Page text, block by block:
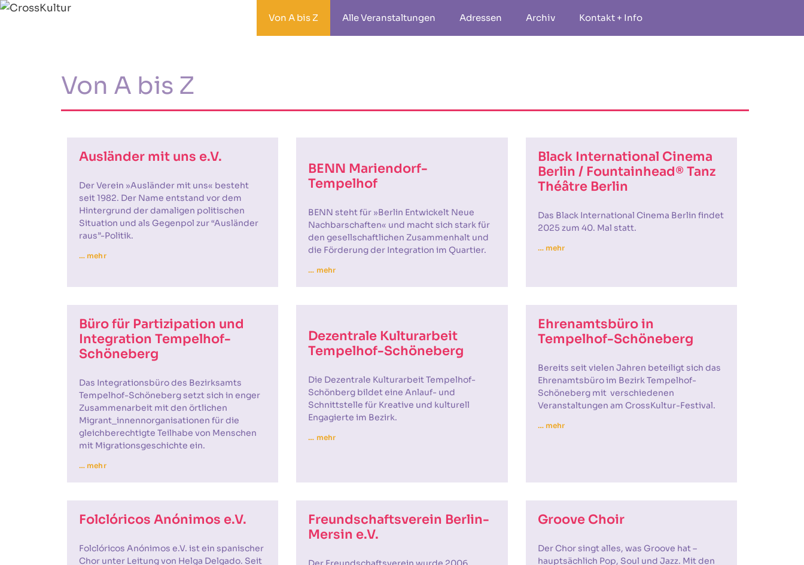
Von A bis Z Alle Veranstaltungen Adressen Archiv Kontakt + Info
Von A bis Z
Ausländer mit uns e.V.
Der Verein »Ausländer mit uns« besteht
seit 1982. Der Name entstand vor dem
Hintergrund der damaligen politischen
Situation und als Gegenpol zur “Ausländer
raus”-Politik.
… mehr
BENN Mariendorf-
Tempelhof
BENN steht für »Berlin Entwickelt Neue
Nachbarschaften« und macht sich stark für
den gesellschaftlichen Zusammenhalt und
die Förderung der Integration im Quartier.
… mehr
Black International Cinema
Berlin / Fountainhead® Tanz
Théâtre Berlin
Das Black International Cinema Berlin findet
2025 zum 40. Mal statt.
… mehr
Büro für Partizipation und
Integration Tempelhof-
Schöneberg
Das Integrationsbüro des Bezirksamts
Tempelhof-Schöneberg setzt sich in enger
Zusammenarbeit mit den örtlichen
Migrant_innennorganisationen für die
gleichberechtigte Teilhabe von Menschen
mit Migrationsgeschichte ein.
… mehr
Dezentrale Kulturarbeit
Tempelhof-Schöneberg
Die Dezentrale Kulturarbeit Tempelhof-
Schönberg bildet eine Anlauf- und
Schnittstelle für Kreative und kulturell
Engagierte im Bezirk.
… mehr
Ehrenamtsbüro in
Tempelhof-Schöneberg
Bereits seit vielen Jahren beteiligt sich das
Ehrenamtsbüro im Bezirk Tempelhof-
Schöneberg mit verschiedenen
Veranstaltungen am CrossKultur-Festival.
… mehr
Folclóricos Anónimos e.V.
Folclóricos Anónimos e.V. ist ein spanischer
Chor unter Leitung von Helga Delgado. Seit
Freundschaftsverein Berlin-
Mersin e.V.
Groove Choir
Der Chor singt alles, was Groove hat –
hauptsächlich Pop, Soul und Jazz. Mit den